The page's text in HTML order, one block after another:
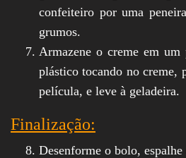
confeiteiro por uma
grumos.
Armazene o creme em
plástico tocando no creme,
película, e leve à geladeira.
Finalização:
Desenforme o bolo,